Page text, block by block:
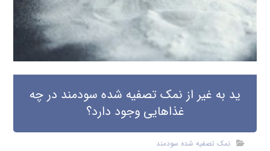
ید به غیر از نمک تصفیه شده سودمند در چه
غذاهایی وجود دارد؟
نمک تصفیه شده سودمند